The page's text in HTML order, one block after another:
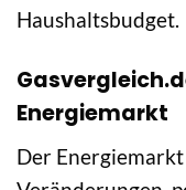
Haushaltsbudget.
Energiemarkt
Der